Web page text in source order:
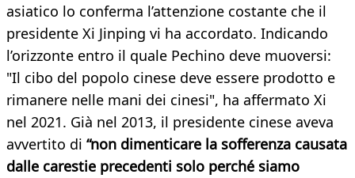
asiatico lo conferma l’attenzione costante che il
presidente Xi Jinping vi ha accordato. Indicando
l’orizzonte entro il quale Pechino deve muoversi:
"Il cibo del popolo cinese deve essere prodotto e
rimanere nelle mani dei cinesi", ha affermato Xi
nel 2021. Già nel 2013, il presidente cinese aveva
avvertito di “non dimenticare la sofferenza causata
dalle carestie precedenti solo perché siamo